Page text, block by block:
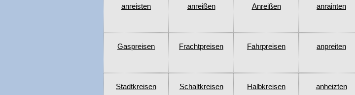
anreisten anreißen Anreißen anrainten
Gaspreisen Frachtpreisen Fahrpreisen anpreiten
Stadtkreisen Schaltkreisen Halbkreisen anheizten